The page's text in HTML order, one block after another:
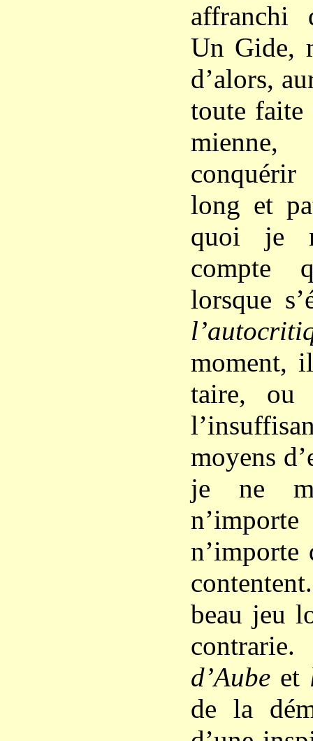
affranchi
Un Gide,
d’alors,
toute
long et
quoi je
compte
lorsque
moment,
taire, ou
moyens
je ne
n’importe
beau jeu
d’Aubeet
de la